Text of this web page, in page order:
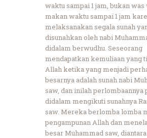
waktu sampai 1 jam, bukan was
makan waktu sampai 1 jam
melaksanakan segala sunah
disunahkan oleh nabi
didalam berwudhu. Seseorang
mendapatkan kemuliaan yang
Allah ketika yang menjadi
besarnya adalah sunah nabi
saw, dan inilah perlombaannya
didalam mengikuti sunahnya
saw. Mereka berlomba lomba
pengampunan Allah dan
besar Muhammad saw,